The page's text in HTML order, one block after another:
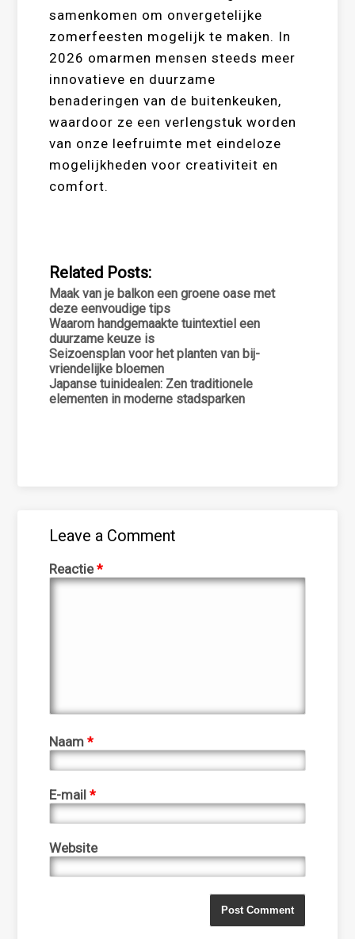
samenkomen om onvergetelijke
zomerfeesten mogelijk te maken. In
2026 omarmen mensen steeds meer
innovatieve en duurzame
benaderingen van de buitenkeuken,
waardoor ze een verlengstuk worden
van onze leefruimte met eindeloze
mogelijkheden voor creativiteit en
comfort.
Related Posts:
Maak van je balkon een groene oase met
deze eenvoudige tips
Waarom handgemaakte tuintextiel een
duurzame keuze is
Seizoensplan voor het planten van bij-
vriendelijke bloemen
Japanse tuinidealen: Zen traditionele
elementen in moderne stadsparken
Leave a Comment
Reactie*
Naam*
E-mail*
Website